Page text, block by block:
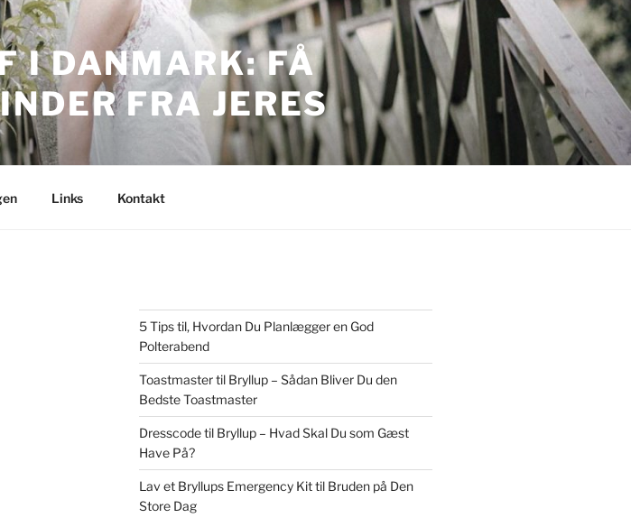
I DANMARK: FÅ
FRA JERES
Links Kontakt
5 Tips til, Hvordan Du Planlægger en God
Polterabend
Toastmaster til Bryllup – Sådan Bliver Du den
Bedste Toastmaster
Dresscode til Bryllup – Hvad Skal Du som Gæst
Have På?
Lav et Bryllups Emergency Kit til Bruden på Den
Store Dag